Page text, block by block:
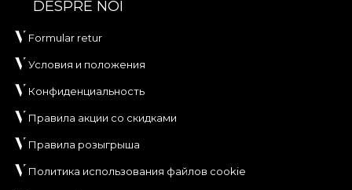
игривым духом. И с любопытством.
Как в пазле, каждое творение, которое создают
наши художники, складывается в единое
целое. Каждая вещь приближает вас к
абсолютному комфорту. Обои, текстиль и
мебель — дизайн за дизайном, текстура за
текстурой — всё формирует облик вашего
пространства. Тот самый Acasa, уникальный и
личный, которого мы все ищем.
DESPRE NOI
Formular retur
Условия и положения
Конфиденциальность
Правила акции со скидками
Правила розыгрыша
Политика использования файлов cookie